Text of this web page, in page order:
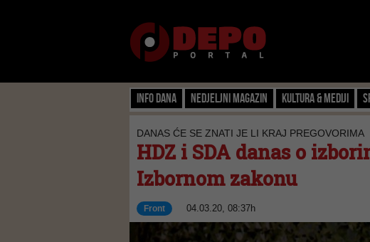
Info dana Nedjeljni magazin Kultura & Mediji
DANAS ĆE SE ZNATI JE LI KRAJ PREGOVORIMA
HDZ i SDA danas o
Izbornom zakonu
Front 04.03.20, 08:37h